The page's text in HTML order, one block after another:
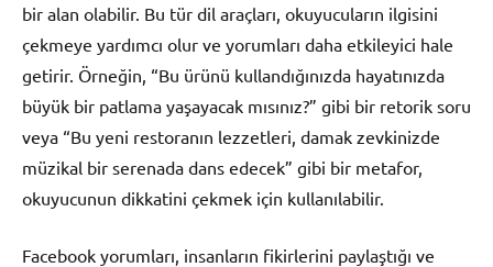
bir alan olabilir. Bu tür dil araçları, okuyucuların ilgisini
çekmeye yardımcı olur ve yorumları daha etkileyici hale
getirir. Örneğin, “Bu ürünü kullandığınızda hayatınızda
büyük bir patlama yaşayacak mısınız?” gibi bir retorik soru
veya “Bu yeni restoranın lezzetleri, damak zevkinizde
müzikal bir serenada dans edecek” gibi bir metafor,
okuyucunun dikkatini çekmek için kullanılabilir.
Facebook yorumları, insanların fikirlerini paylaştığı ve